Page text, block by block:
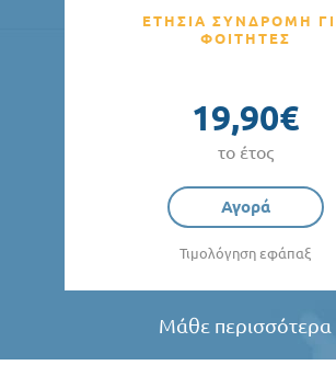
ΕΤΗΣΙΑ ΣΥΝΔΡΟΜΗ
ΦΟΙΤΗΤΕΣ
19,90€
το έτος
Αγορά
Τιμολόγηση εφάπαξ
Μάθε περισσότερα